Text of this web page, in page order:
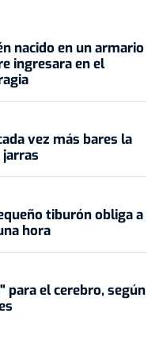
nacido en un armario
ingresara en el
vez más bares la
tiburón obliga a
hora
para el cerebro, según